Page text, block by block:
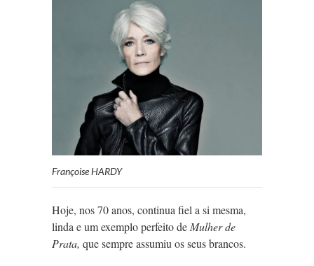
Françoise HARDY
Hoje, nos 70 anos, continua fiel a si mesma,
linda e um exemplo perfeito deMulher de
Prata, que sempre assumiu os seus brancos.